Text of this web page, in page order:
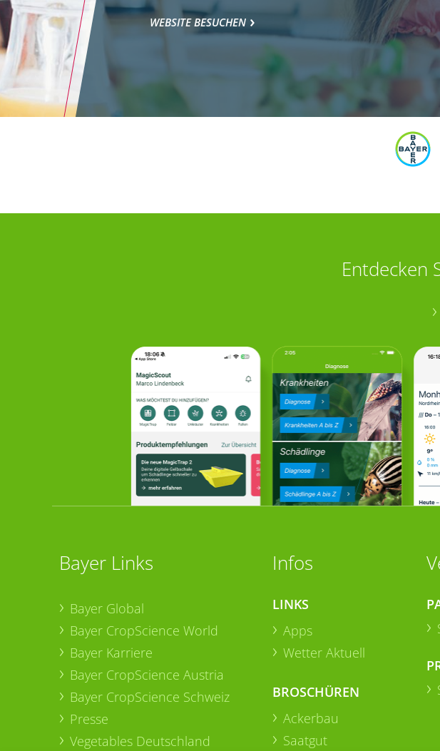
WEBSITE BESUCHEN
Entdecken
Bayer Links
Bayer Global
Bayer CropScience World
Bayer Karriere
Bayer CropScience Austria
Bayer CropScience Schweiz
Presse
Vegetables Deutschland
Infos
LINKS
Apps
Wetter Aktuell
BROSCHÜREN
Ackerbau
Saatgut